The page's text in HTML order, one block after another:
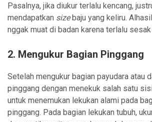
Pasalnya, jika diukur terlalu kencang,
mendapatkan sizebaju yang keliru.
nggak muat di badan karena terlalu
2. Mengukur Bagian Pinggang
Setelah mengukur bagian payudara atau
pinggang dengan menekuk salah satu
untuk menemukan lekukan alami pada
pinggang. Pada bagian lekukan tubuh,